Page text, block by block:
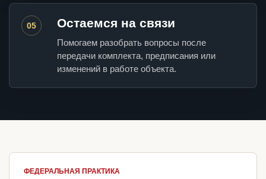
05 Остаемся на связи
Помогаем разобрать вопросы после
передачи комплекта, предписания или
изменений в работе объекта.
ФЕДЕРАЛЬНАЯ ПРАКТИКА